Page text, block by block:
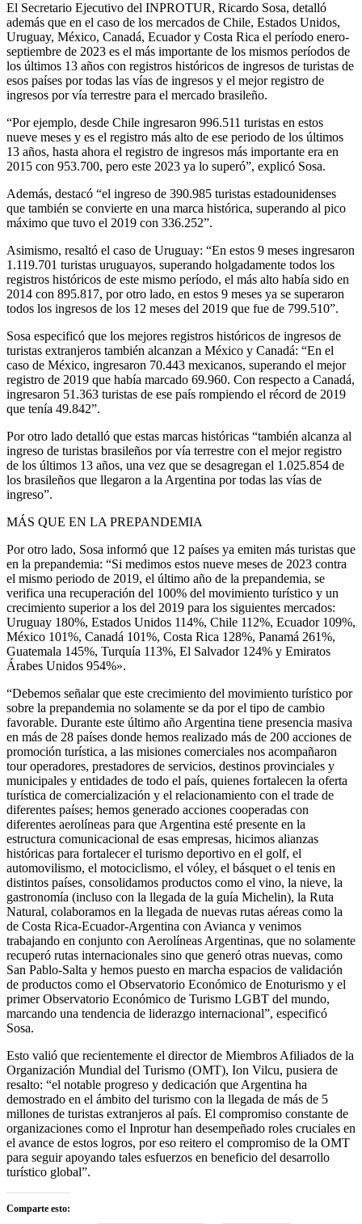
El Secretario Ejecutivo del INPROTUR, Ricardo Sosa, detalló
además que en el caso de los mercados de Chile, Estados Unidos,
Uruguay, México, Canadá, Ecuador y Costa Rica el período enero-
septiembre de 2023 es el más importante de los mismos períodos de
los últimos 13 años con registros históricos de ingresos de turistas de
esos países por todas las vías de ingresos y el mejor registro de
ingresos por vía terrestre para el mercado brasileño.
“Por ejemplo, desde Chile ingresaron 996.511 turistas en estos
nueve meses y es el registro más alto de ese periodo de los últimos
13 años, hasta ahora el registro de ingresos más importante era en
2015 con 953.700, pero este 2023 ya lo superó”, explicó Sosa.
Además, destacó “el ingreso de 390.985 turistas estadounidenses
que también se convierte en una marca histórica, superando al pico
máximo que tuvo el 2019 con 336.252”.
Asimismo, resaltó el caso de Uruguay: “En estos 9 meses ingresaron
1.119.701 turistas uruguayos, superando holgadamente todos los
registros históricos de este mismo período, el más alto había sido en
2014 con 895.817, por otro lado, en estos 9 meses ya se superaron
todos los ingresos de los 12 meses del 2019 que fue de 799.510”.
Sosa especificó que los mejores registros históricos de ingresos de
turistas extranjeros también alcanzan a México y Canadá: “En el
caso de México, ingresaron 70.443 mexicanos, superando el mejor
registro de 2019 que había marcado 69.960. Con respecto a Canadá,
ingresaron 51.363 turistas de ese país rompiendo el récord de 2019
que tenía 49.842”.
Por otro lado detalló que estas marcas históricas “también alcanza al
ingreso de turistas brasileños por vía terrestre con el mejor registro
de los últimos 13 años, una vez que se desagregan el 1.025.854 de
los brasileños que llegaron a la Argentina por todas las vías de
ingreso”.
MÁS QUE EN LA PREPANDEMIA
Por otro lado, Sosa informó que 12 países ya emiten más turistas que
en la prepandemia: “Si medimos estos nueve meses de 2023 contra
el mismo periodo de 2019, el último año de la prepandemia, se
verifica una recuperación del 100% del movimiento turístico y un
crecimiento superior a los del 2019 para los siguientes mercados:
Uruguay 180%, Estados Unidos 114%, Chile 112%, Ecuador 109%,
México 101%, Canadá 101%, Costa Rica 128%, Panamá 261%,
Guatemala 145%, Turquía 113%, El Salvador 124% y Emiratos
Árabes Unidos 954%».
“Debemos señalar que este crecimiento del movimiento turístico por
sobre la prepandemia no solamente se da por el tipo de cambio
favorable. Durante este último año Argentina tiene presencia masiva
en más de 28 países donde hemos realizado más de 200 acciones de
promoción turística, a las misiones comerciales nos acompañaron
tour operadores, prestadores de servicios, destinos provinciales y
municipales y entidades de todo el país, quienes fortalecen la oferta
turística de comercialización y el relacionamiento con el trade de
diferentes países; hemos generado acciones cooperadas con
diferentes aerolíneas para que Argentina esté presente en la
estructura comunicacional de esas empresas, hicimos alianzas
históricas para fortalecer el turismo deportivo en el golf, el
automovilismo, el motociclismo, el vóley, el básquet o el tenis en
distintos países, consolidamos productos como el vino, la nieve, la
gastronomía (incluso con la llegada de la guía Michelin), la Ruta
Natural, colaboramos en la llegada de nuevas rutas aéreas como la
de Costa Rica-Ecuador-Argentina con Avianca y venimos
trabajando en conjunto con Aerolíneas Argentinas, que no solamente
recuperó rutas internacionales sino que generó otras nuevas, como
San Pablo-Salta y hemos puesto en marcha espacios de validación
de productos como el Observatorio Económico de Enoturismo y el
primer Observatorio Económico de Turismo LGBT del mundo,
marcando una tendencia de liderazgo internacional”, especificó
Sosa.
Esto valió que recientemente el director de Miembros Afiliados de la
Organización Mundial del Turismo (OMT), Ion Vilcu, pusiera de
resalto: “el notable progreso y dedicación que Argentina ha
demostrado en el ámbito del turismo con la llegada de más de 5
millones de turistas extranjeros al país. El compromiso constante de
organizaciones como el Inprotur han desempeñado roles cruciales en
el avance de estos logros, por eso reitero el compromiso de la OMT
para seguir apoyando tales esfuerzos en beneficio del desarrollo
turístico global”.
Comparte esto: